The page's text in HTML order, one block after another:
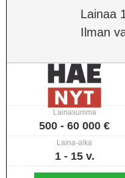
Lainaa
Ilman
Lainasumma
500 - 60 000 €
Laina-aika
1 - 15 v.